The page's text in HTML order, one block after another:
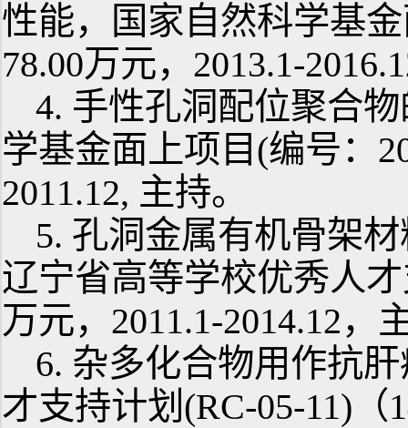
性能，国家自然科学基
78.00万元，2013.1-
4. 手性孔洞配位聚合
学基金面上项目(编号：
2011.12, 主持。
5. 孔洞金属有机骨架
辽宁省高等学校优秀人
万元，2011.1-2014.12，
6. 杂多化合物用作抗
才支持计划(RC-05-11)（